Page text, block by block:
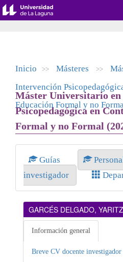
Inicio >> Másteres >>
Intervención
Educación Formal y no
Máster Universitario
Psicopedagógica en
Formal y no Formal
Guías
investigador
GARCÉS DELGADO,
Información general
Breve CV docente investigador